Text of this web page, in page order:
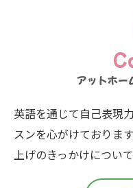
アットホー
英語を通じて自己表現
スンを心がけておりま
上げのきっかけについ